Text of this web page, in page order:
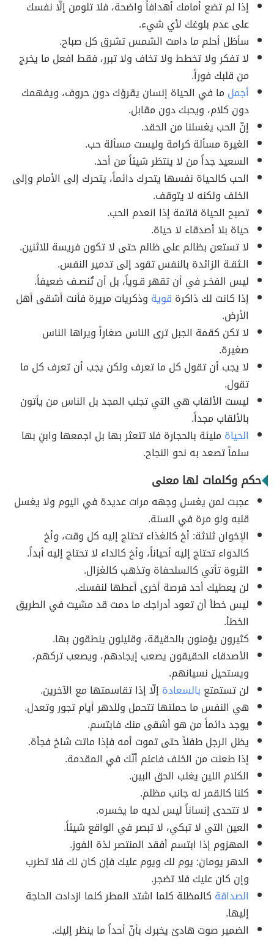
إذا لم تضع أمامك أهدافاً واضحة، فلا تلومن إلّا نفسك
على عدم بلوغك لأي شيء.
سأظل أحلم ما دامت الشمس تشرق كل صباح.
لا تفكر ولا تخطط ولا تخاف ولا تبرر، فقط افعل ما يخرج
من قلبك فوراً.
أجمل ما في الحياة إنسان يقرؤك دون حروف، ويفهمك
دون كلام، ويحبك دون مقابل.
إنّ الحب يغسلنا من الحقد.
الغيرة مسألة كرامة وليست مسألة حب.
السعيد جداً من لا ينتظر شيئاً من أحد.
الحب كالحياة نفسها يتحرك دائماً، يتحرك إلى الأمام وإلى
الخلف ولكنه لا يتوقف.
تصبح الحياة قاتمة إذا انعدم الحب.
حياة بلا أصدقاء لا حياة.
لا تستعن بظالم على ظالم حتى لا تكون فريسة للاثنين.
الـثقـة الزائدة بالنفس تقود إلى تدمير النفس.
ليس الفخـر في أن تقهر قـوياً، بل أن تُنصـف ضعيفاً.
إذا كانت لك ذاكرة قوية وذكريات مريرة فأنت أشقى أهل
الأرض.
لا تكن كقمة الجبل ترى الناس صغاراً ويراها الناس
صغيرة.
لا يجب أن تقول كل ما تعرف ولكن يجب أن تعرف كل ما
تقول.
ليست الألقاب هي التي تجلب المجد بل الناس من يأتون
بالألقاب مجداً.
الحياة مليئة بالحجارة فلا تتعثر بها بل اجمعها وابنِ بها
سلماً تصعد به نحو النجاح.
حكم وكلمات لها معنى
عجبت لمن يغسل وجهه مرات عديدة في اليوم ولا يغسل
قلبه ولو مرة في السنة.
الإخوان ثلاثة: أخ كالغذاء تحتاج إليه كل وقت، وأخ
كالدواء تحتاج إليه أحياناً، وأخ كالداء لا تحتاج إليه أبداً.
الثروة تأتي كالسلحفاة وتذهب كالغزال.
لن يعطيك أحد فرصة أخرى أعطها لنفسك.
ليس خطأ أن تعود أدراجك ما دمت قد مشيت في الطريق
الخطأ.
كثيرون يؤمنون بالحقيقة، وقليلون ينطقون بها.
الأصدقاء الحقيقون يصعب إيجادهم، ويصعب تركهم،
ويستحيل نسيانهم.
لن تستمتع بالسعادة إلّا إذا تقاسمتها مع الآخرين.
هي النفس ما حملتها تتحمل وللدهر أيام تجور وتعدل.
يوجد دائماً من هو أشقى منك فابتسم.
يظل الرجل طفلاً حتى تموت أمه فإذا ماتت شاخ فجأة.
إذا طعنت من الخلف فاعلم أنّك في المقدمة.
الكلام اللين يغلب الحق البين.
كلنا كالقمر له جانب مظلم.
لا تتحدى إنساناً ليس لديه ما يخسره.
العين التي لا تبكي، لا تبصر في الواقع شيئاً.
المهزوم إذا ابتسم أفقد المنتصر لذة الفوز.
الدهر يومان: يوم لك ويوم عليك فإن كان لك فلا تطرب
وإن كان عليك فلا تضجر.
الصداقة كالمظلة كلما اشتد المطر كلما ازدادت الحاجة
إليها.
الضمير صوت هادئ يخبرك بأنّ أحداً ما ينظر إليك.